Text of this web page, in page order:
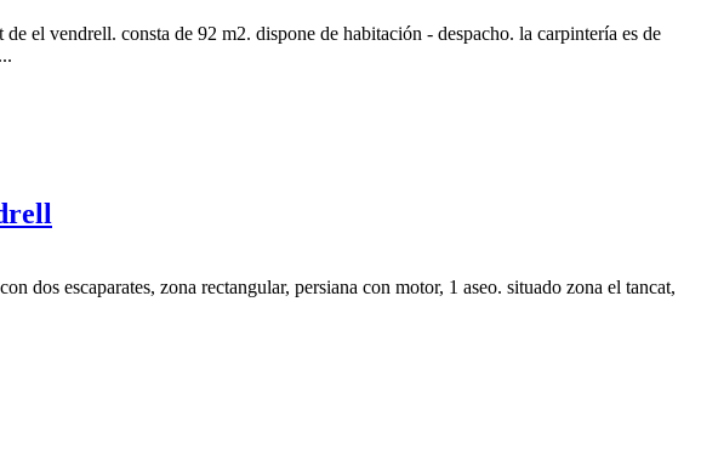
el vendrell. consta de 92 m2. dispone de habitación - despacho. la carpintería es de
dos escaparates, zona rectangular, persiana con motor, 1 aseo. situado zona el tancat,